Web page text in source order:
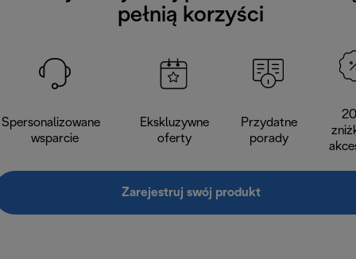
pełnią korzyści
Spersonalizowane
wsparcie
Ekskluzywne
oferty
Przydatne
porady
Zarejestruj swój produkt